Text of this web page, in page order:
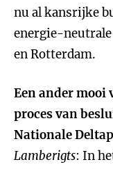
nu al kansrijke
energie-
en Rotterdam.
Een ander mooi
proces van
Nationale
Lamberigts: In